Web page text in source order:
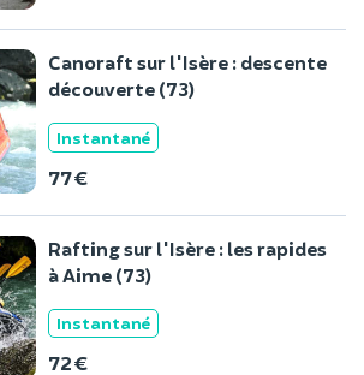
Canoraft sur l'Isère : descente
découverte (73)
Instantané
77 €
Rafting sur l'Isère : les rapides
à Aime (73)
Instantané
72 €